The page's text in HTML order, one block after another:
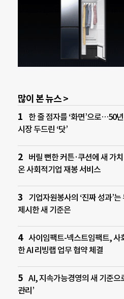
많이 본 뉴스 >
한 줄 점자를 ‘화면’으로…50
시장 두드린 ‘닷’
버릴 뻔한 커튼·쿠션에 새 가
온 사회적기업 재봉 서비스
기업자원봉사의 ‘진짜 성과’
제시한 새 기준은
사이임팩트-넥스트임팩트, 사
한 AI 리빙랩 업무 협약 체결
AI, 지속가능경영의 새 기준으
관리’